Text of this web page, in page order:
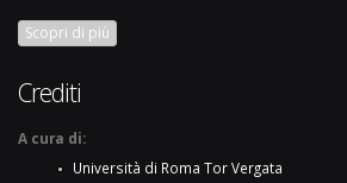
Scopri di più
Crediti
A cura di:
Università di Roma Tor Vergata